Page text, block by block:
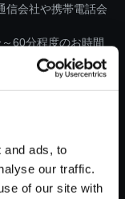
and ads, to
our traffic.
of our site with
信会社や携帯電話会
60分程度のお時間
の際には、通信環境